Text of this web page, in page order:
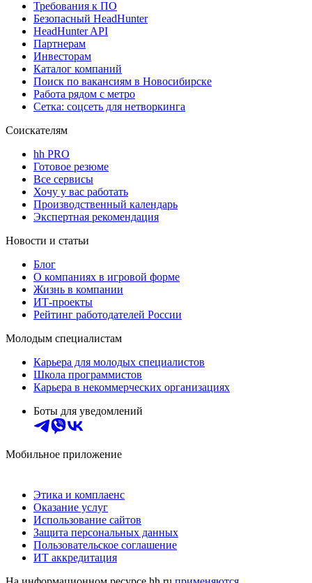
Требования к ПО
Безопасный HeadHunter
HeadHunter API
Партнерам
Инвесторам
Каталог компаний
Поиск по вакансиям в Новосибирске
Работа рядом с метро
Сетка: соцсеть для нетворкинга
Соискателям
hh PRO
Готовое резюме
Все сервисы
Хочу у вас работать
Производственный календарь
Экспертная рекомендация
Новости и статьи
Блог
О компаниях в игровой форме
Жизнь в компании
ИТ-проекты
Рейтинг работодателей России
Молодым специалистам
Карьера для молодых специалистов
Школа программистов
Карьера в некоммерческих организациях
Боты для уведомлений
Мобильное приложение
Этика и комплаенс
Оказание услуг
Использование сайтов
Защита персональных данных
Пользовательское соглашение
ИТ аккредитация